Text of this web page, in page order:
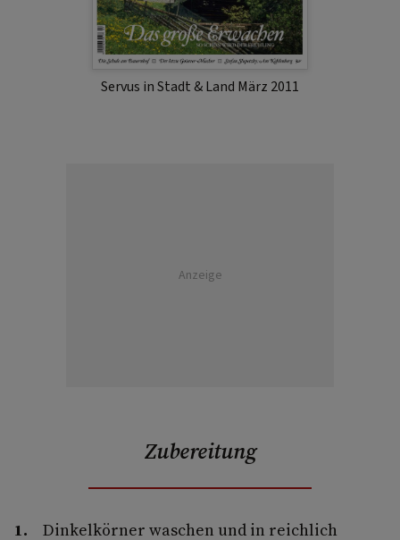
Servus in Stadt & Land März 2011
Anzeige
Zubereitung
Dinkelkörner waschen und in reichlich